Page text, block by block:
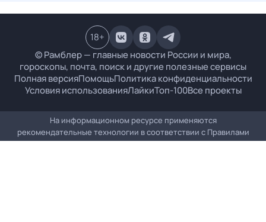
© Рамблер — главные новости России и мира,
гороскопы, почта, поиск и другие полезные сервисы
Полная версияПомощьПолитика конфиденциальности
Условия использованияЛайкиТоп-100Все проекты
18+
На информационном ресурсе применяются
рекомендательные технологии в соответствии с Правилами